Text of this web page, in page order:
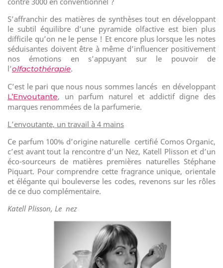
S’affranchir des matières de synthèses tout en développant
le subtil équilibre d’une pyramide olfactive est bien plus
difficile qu’on ne le pense ! Et encore plus lorsque les notes
séduisantes doivent être à même d’influencer positivement
nos émotions en s’appuyant sur le pouvoir de
l’olfactothérapie.
C’est le pari que nous nous sommes lancés en développant
L’Envoutante, un parfum naturel et addictif digne des
marques renommées de la parfumerie.
L’envoutante, un travail à 4 mains
Ce parfum 100% d’origine naturelle certifié Comos Organic,
c’est avant tout la rencontre d’un Nez, Katell Plisson et d’un
éco-sourceurs de matières premières naturelles Stéphane
Piquart. Pour comprendre cette fragrance unique, orientale
et élégante qui bouleverse les codes, revenons sur les rôles
de ce duo complémentaire.
Katell Plisson, Le nez